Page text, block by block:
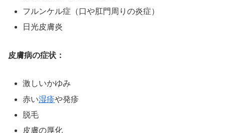
フルンケル症（口や肛門周りの炎症）
日光皮膚炎
皮膚病の症状：
激しいかゆみ
赤い湿疹や発疹
脱毛
皮膚の厚化